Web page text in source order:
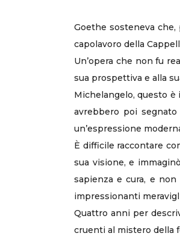
Goethe sosteneva che,
capolavoro della
Un’opera che non fu
sua prospettiva e alla
Michelangelo, questo
avrebbero poi
un’espressione
È difficile raccontare
sua visione, e
sapienza e cura, e
impressionanti
Quattro anni per
cruenti al mistero della